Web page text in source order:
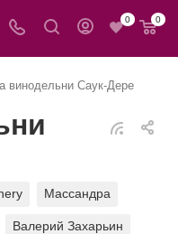
0 0
винодельни Саук-Дере
Массандра
Валерий Захарьин